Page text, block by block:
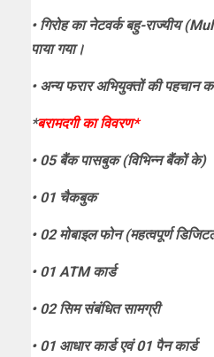
• गिरोह का नेटवर्क बहु-राज्यीय
पाया गया।
• अन्य फरार अभियुक्तों की पहचान
*बरामदगी का विवरण*
• 05 बैंक पासबुक (विभिन्न बैंकों के)
• 01 चैकबुक
• 02 मोबाइल फोन (महत्वपूर्ण
• 01 ATM कार्ड
• 02 सिम संबंधित सामग्री
• 01 आधार कार्ड एवं 01 पैन कार्ड